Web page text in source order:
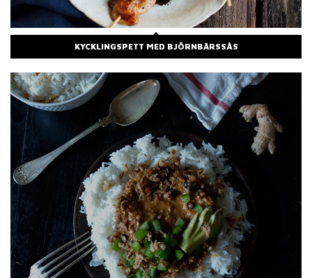
KYCKLINGSPETT MED BJÖRNBÄRSSÅS